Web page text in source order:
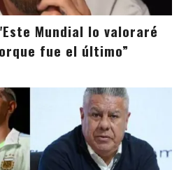
Mundial lo valoraré
fue el último”